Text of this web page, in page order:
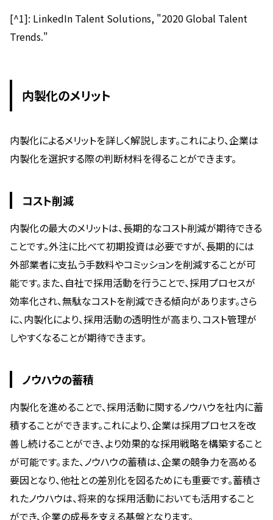
[^1]: LinkedIn Talent Solutions, "2020 Global Talent
Trends."
内製化のメリット
内製化によるメリットを詳しく解説します。これにより、企業は
内製化を選択する際の判断材料を得ることができます。
コスト削減
内製化の最大のメリットは、長期的なコスト削減が期待できる
ことです。外注に比べて初期投資は必要ですが、長期的には
外部業者に支払う手数料やコミッションを削減することが可
能です。また、自社で採用活動を行うことで、採用プロセスが
効率化され、無駄なコストを削減できる傾向があります。さら
に、内製化により、採用活動の透明性が高まり、コスト管理が
しやすくなることが期待できます。
ノウハウの蓄積
内製化を進めることで、採用活動に関するノウハウを社内に蓄
積することができます。これにより、企業は採用プロセスを改
善し続けることができ、より効果的な採用戦略を構築すること
が可能です。また、ノウハウの蓄積は、企業の競争力を高める
要因となり、他社との差別化を図るためにも重要です。蓄積さ
れたノウハウは、将来的な採用活動においても活用すること
ができ、企業の成長を支える基盤となります。